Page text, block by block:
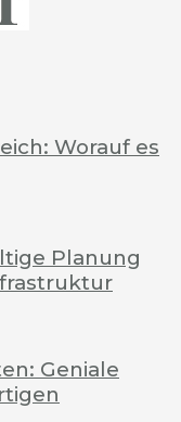
Worauf es
Planung
Geniale